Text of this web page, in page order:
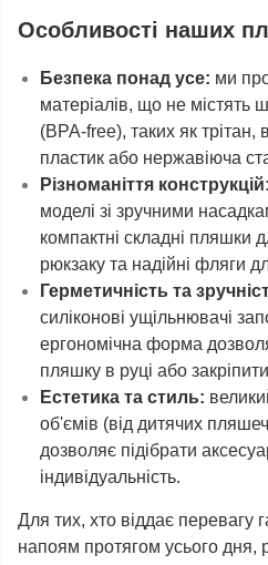
Особливості наших
Безпека понад усе: ми
матеріалів, що не містять
(BPA-free), таких як трітан,
пластик або нержавіюча
Різноманіття конструкцій:
моделі зі зручними
компактні складні пляшки
рюкзаку та надійні фляги
Герметичність та
силіконові ущільнювачі
ергономічна форма
пляшку в руці або
Естетика та стиль:
об'ємів (від дитячих
дозволяє підібрати
індивідуальність.
Для тих, хто віддає перевагу
напоям протягом усього дня,